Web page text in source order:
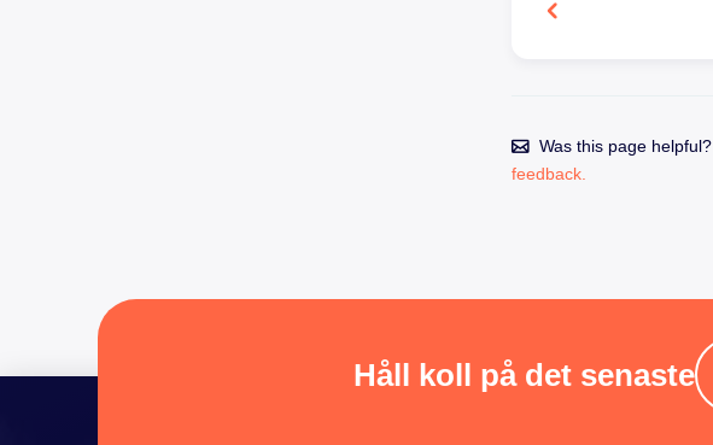
Was this page helpful?
feedback.
Håll koll på det senaste